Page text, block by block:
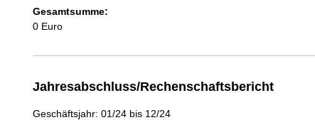
Gesamtsumme:
0 Euro
Jahresabschluss/Rechenschaftsbericht
Geschäftsjahr: 01/24 bis 12/24